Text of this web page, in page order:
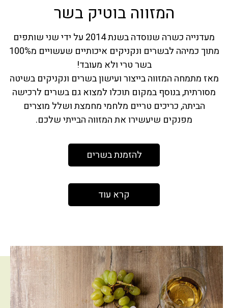
המזווה בוטיק בשר
מעדנייה כשרה שנוסדה בשנת 2014 על ידי שני שותפים
מתוך כמיהה לבשרים ונקניקים איכותיים שעשויים מ100%
בשר טרי ולא מעובד!
מאז מתמחה המזווה בייצור ועישון בשרים ונקניקים בשיטה
מסורתית, בנוסף במקום תוכלו למצוא גם בשרים לרכישה
הביתה, כריכים טריים מלחמי מחמצת ושלל מוצרים
מפנקים שיעשירו את המזווה הבייתי שלכם.
להזמנת בשרים
קרא עוד